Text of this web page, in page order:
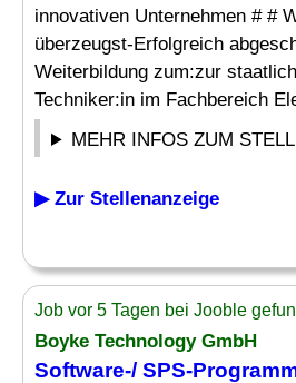
innovativen Unternehmen # #
überzeugst-Erfolgreich
Weiterbildung zum:zur
Techniker:in im Fachbereich
MEHR INFOS ZUM
▶ Zur Stellenanzeige
Job vor 5 Tagen bei Jooble
Boyke Technology GmbH
Software-/ SPS-